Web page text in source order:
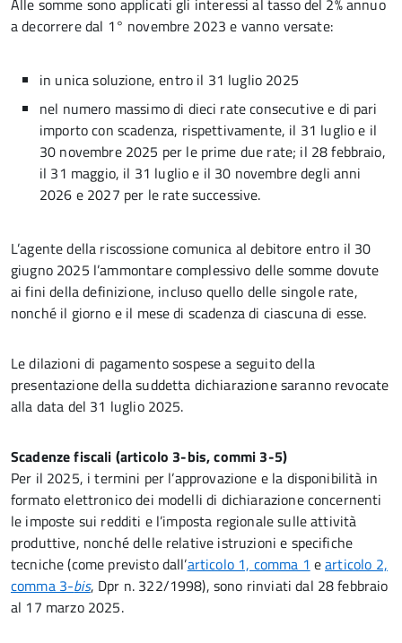
Alle somme sono applicati gli interessi al tasso del 2% annuo
a decorrere dal 1° novembre 2023 e vanno versate:
in unica soluzione, entro il 31 luglio 2025
nel numero massimo di dieci rate consecutive e di pari
importo con scadenza, rispettivamente, il 31 luglio e il
30 novembre 2025 per le prime due rate; il 28 febbraio,
il 31 maggio, il 31 luglio e il 30 novembre degli anni
2026 e 2027 per le rate successive.
L’agente della riscossione comunica al debitore entro il 30
giugno 2025 l’ammontare complessivo delle somme dovute
ai fini della definizione, incluso quello delle singole rate,
nonché il giorno e il mese di scadenza di ciascuna di esse.
Le dilazioni di pagamento sospese a seguito della
presentazione della suddetta dichiarazione saranno revocate
alla data del 31 luglio 2025.
Scadenze fiscali (articolo 3-bis, commi 3-5)
Per il 2025, i termini per l’approvazione e la disponibilità in
formato elettronico dei modelli di dichiarazione concernenti
le imposte sui redditi e l’imposta regionale sulle attività
produttive, nonché delle relative istruzioni e specifiche
tecniche (come previsto dall’articolo 1, comma 1 earticolo 2,
comma 3-bis, Dpr n. 322/1998), sono rinviati dal 28 febbraio
al 17 marzo 2025.